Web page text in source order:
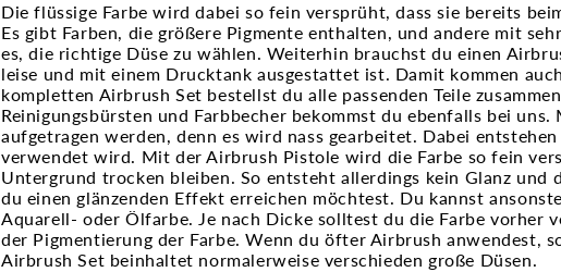
Die flüssige Farbe wird dabei so fein versprüht, dass sie bereits
Es gibt Farben, die größere Pigmente enthalten, und andere mit
es, die richtige Düse zu wählen. Weiterhin brauchst du einen
leise und mit einem Drucktank ausgestattet ist. Damit kommen
kompletten Airbrush Set bestellst du alle passenden Teile
Reinigungsbürsten und Farbbecher bekommst du ebenfalls bei
aufgetragen werden, denn es wird nass gearbeitet. Dabei
verwendet wird. Mit der Airbrush Pistole wird die Farbe so fein
Untergrund trocken bleiben. So entsteht allerdings kein Glanz und
du einen glänzenden Effekt erreichen möchtest. Du kannst
Aquarell- oder Ölfarbe. Je nach Dicke solltest du die Farbe vorher
der Pigmentierung der Farbe. Wenn du öfter Airbrush anwendest,
Airbrush Set beinhaltet normalerweise verschieden große Düsen.